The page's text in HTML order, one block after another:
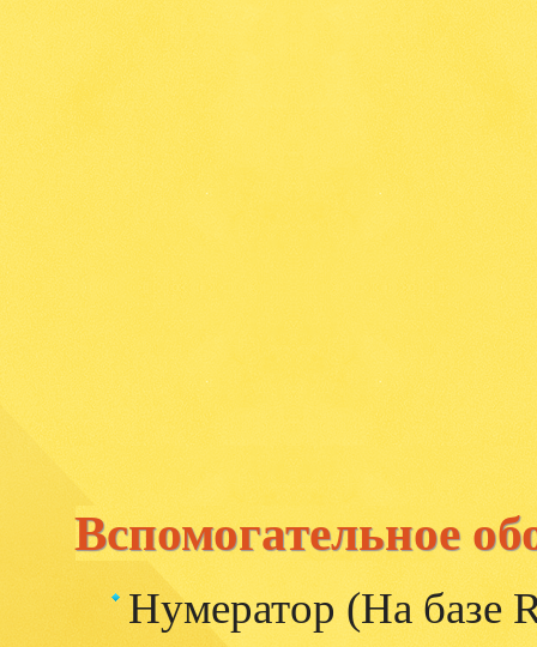
Вспомогательное
Нумератор (На базе